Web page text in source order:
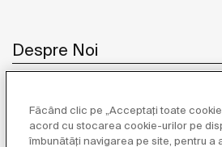
Despre Noi
Inspirație
Făcând clic pe „Acceptați toate
acord cu stocarea cookie-urilor pe
îmbunătăți navigarea pe site, pentru a